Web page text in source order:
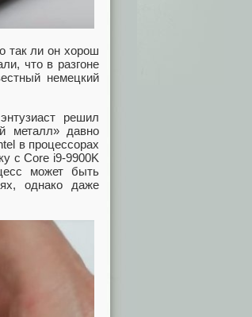
так ли он хорош
что в разгоне
немецкий
решил
металл» давно
в процессорах
с Core i9-9900K
может быть
однако даже